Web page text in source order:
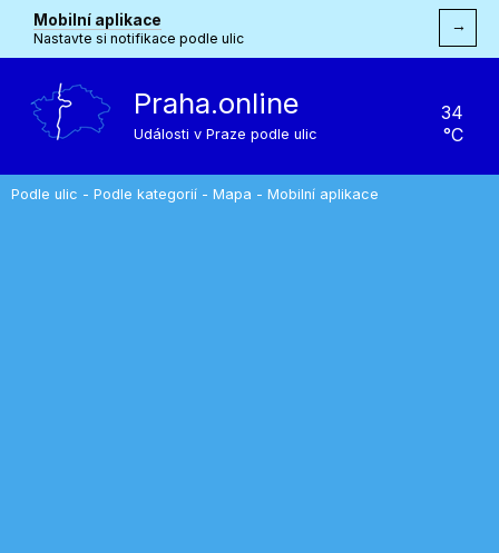
Mobilní aplikace
Nastavte si notifikace podle ulic
→
Praha.online
Události v Praze podle ulic
34
°C
Podle ulic - Podle kategorií - Mapa - Mobilní aplikace